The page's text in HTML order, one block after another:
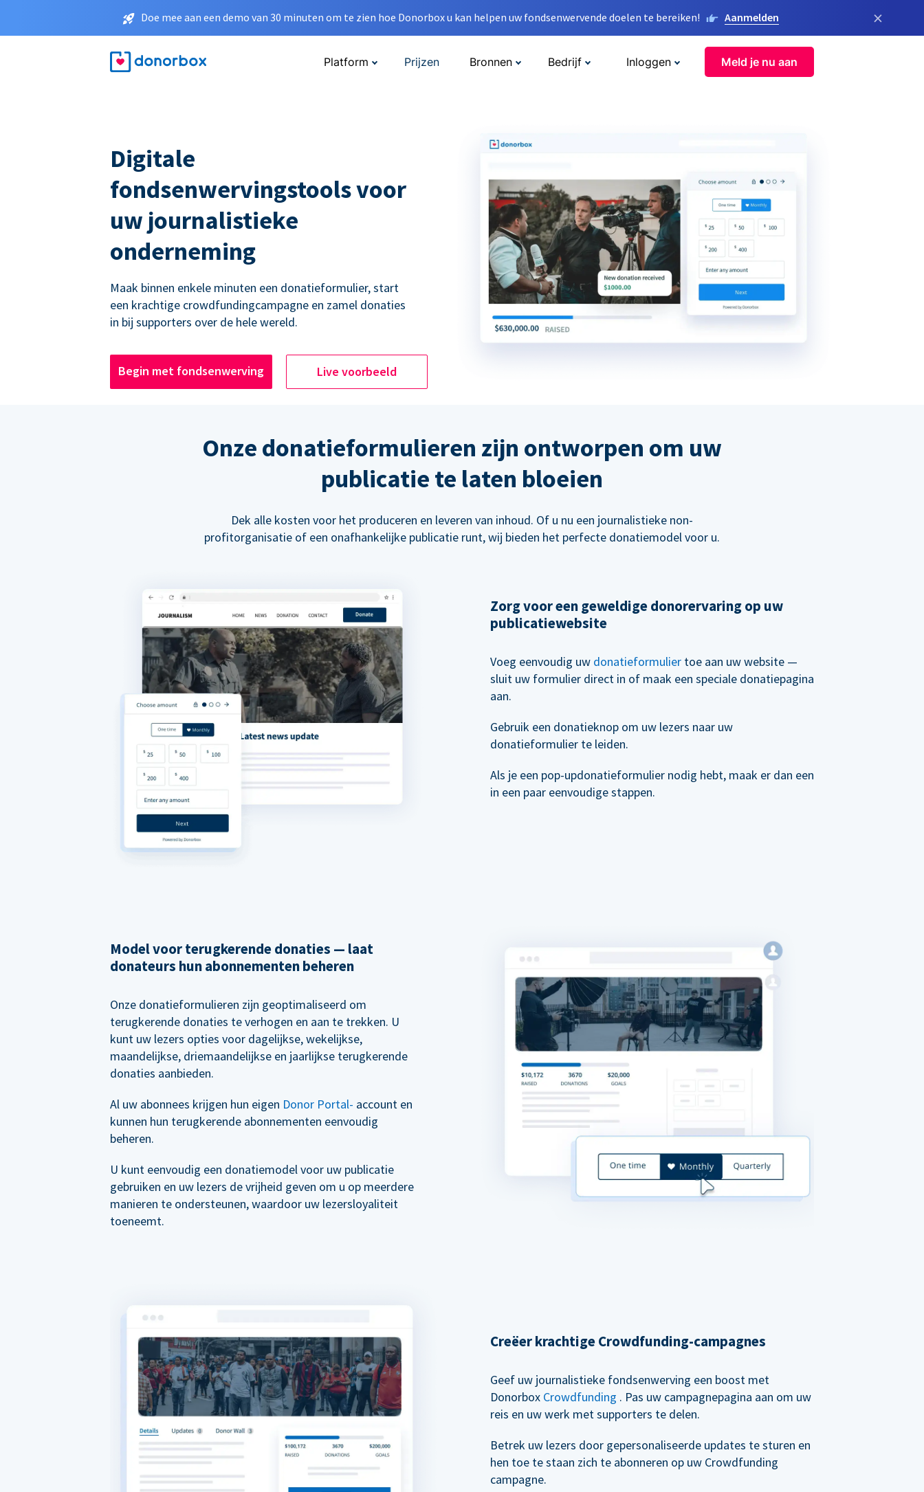
Doe mee aan een demo van 30 minuten om te zien hoe Donorbox u kan helpen uw fondsenwervende doelen te bereiken! Aanmelden ×
Platform Prijzen Bronnen Bedrijf Inloggen Meld je nu aan
Digitale
fondsenwervingstools voor
uw journalistieke
onderneming
Maak binnen enkele minuten een donatieformulier, start
een krachtige crowdfundingcampagne en zamel donaties
in bij supporters over de hele wereld.
Begin met fondsenwerving Live voorbeeld
Onze donatieformulieren zijn ontworpen om uw
publicatie te laten bloeien
Dek alle kosten voor het produceren en leveren van inhoud. Of u nu een journalistieke non-
profitorganisatie of een onafhankelijke publicatie runt, wij bieden het perfecte donatiemodel voor u.
Zorg voor een geweldige donorervaring op uw
publicatiewebsite
Voeg eenvoudig uw donatieformuliertoe aan uw website —
sluit uw formulier direct in of maak een speciale donatiepagina
aan.
Gebruik een donatieknop om uw lezers naar uw
donatieformulier te leiden.
Als je een pop-updonatieformulier nodig hebt, maak er dan een
in een paar eenvoudige stappen.
Model voor terugkerende donaties — laat
donateurs hun abonnementen beheren
Onze donatieformulieren zijn geoptimaliseerd om
terugkerende donaties te verhogen en aan te trekken. U
kunt uw lezers opties voor dagelijkse, wekelijkse,
maandelijkse, driemaandelijkse en jaarlijkse terugkerende
donaties aanbieden.
Al uw abonnees krijgen hun eigen Donor Portal- account en
kunnen hun terugkerende abonnementen eenvoudig
beheren.
U kunt eenvoudig een donatiemodel voor uw publicatie
gebruiken en uw lezers de vrijheid geven om u op meerdere
manieren te ondersteunen, waardoor uw lezersloyaliteit
toeneemt.
Creëer krachtige Crowdfunding-campagnes
Geef uw journalistieke fondsenwerving een boost met
Donorbox Crowdfunding . Pas uw campagnepagina aan om uw
reis en uw werk met supporters te delen.
Betrek uw lezers door gepersonaliseerde updates te sturen en
hen toe te staan zich te abonneren op uw Crowdfunding
campagne.